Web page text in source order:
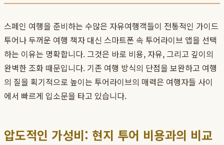
스페인 여행을 준비하는 수많은 자유여행객들이 전통적인 가이드
투어나 두꺼운 여행 책자 대신 스마트폰 속 투어라이브 앱을 선택
하는 이유는 명확합니다. 그것은 바로 비용, 자유, 그리고 깊이의
완벽한 조화 때문입니다. 기존 여행 방식의 단점을 보완하고 여행
의 질을 획기적으로 높이는 투어라이브의 매력은 여행자들 사이
에서 빠르게 입소문을 타고 있습니다.
압도적인 가성비: 현지 투어 비용과의 비교